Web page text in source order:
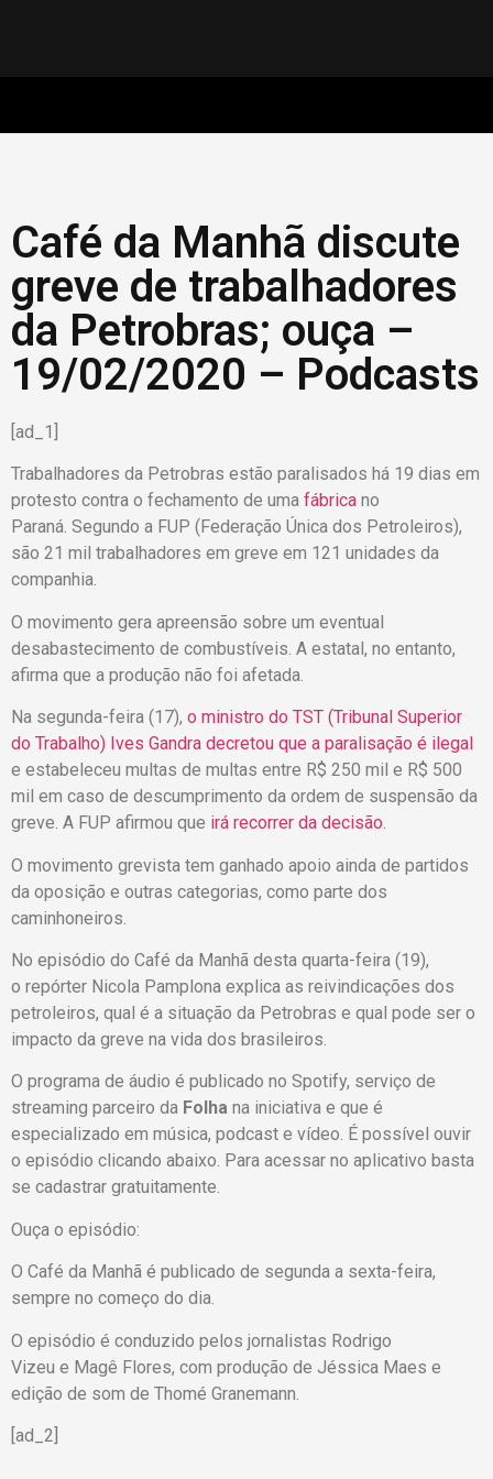
Café da Manhã discute
greve de trabalhadores
da Petrobras; ouça –
19/02/2020 – Podcasts
[ad_1]
Trabalhadores da Petrobras estão paralisados há 19 dias em
protesto contra o fechamento de uma fábrica no
Paraná. Segundo a FUP (Federação Única dos Petroleiros),
são 21 mil trabalhadores em greve em 121 unidades da
companhia.
O movimento gera apreensão sobre um eventual
desabastecimento de combustíveis. A estatal, no entanto,
afirma que a produção não foi afetada.
Na segunda-feira (17), o ministro do TST (Tribunal Superior
do Trabalho) Ives Gandra decretou que a paralisação é ilegal
e estabeleceu multas de multas entre R$ 250 mil e R$ 500
mil em caso de descumprimento da ordem de suspensão da
greve. A FUP afirmou que irá recorrer da decisão.
O movimento grevista tem ganhado apoio ainda de partidos
da oposição e outras categorias, como parte dos
caminhoneiros.
No episódio do Café da Manhã desta quarta-feira (19),
o repórter Nicola Pamplona explica as reivindicações dos
petroleiros, qual é a situação da Petrobras e qual pode ser o
impacto da greve na vida dos brasileiros.
O programa de áudio é publicado no Spotify, serviço de
streaming parceiro da Folha na iniciativa e que é
especializado em música, podcast e vídeo. É possível ouvir
o episódio clicando abaixo. Para acessar no aplicativo basta
se cadastrar gratuitamente.
Ouça o episódio:
O Café da Manhã é publicado de segunda a sexta-feira,
sempre no começo do dia.
O episódio é conduzido pelos jornalistas Rodrigo
Vizeu e Magê Flores, com produção de Jéssica Maes e
edição de som de Thomé Granemann.
[ad_2]